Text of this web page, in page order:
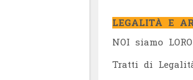
LEGALITÀ E
NOI siamo LORO
Tratti di